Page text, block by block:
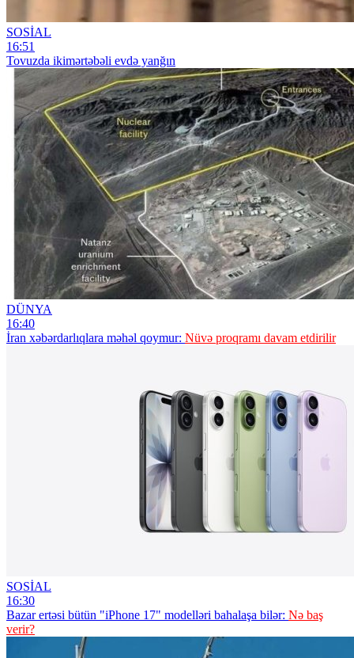
SOSİAL
16:51
Tovuzda ikimərtəbəli evdə yanğın
DÜNYA
16:40
İran xəbərdarlıqlara məhəl qoymur: Nüvə proqramı davam etdirilir
SOSİAL
16:30
Bazar ertəsi bütün "iPhone 17" modelləri bahalaşa bilər: Nə baş
verir?